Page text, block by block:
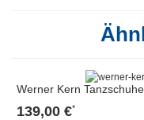
Werner Kern
139,00 €*